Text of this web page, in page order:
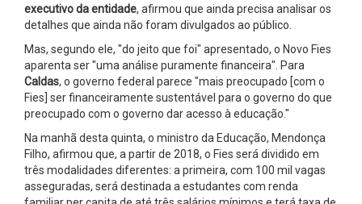
executivo da entidade, afirmou que ainda precisa analisar os
detalhes que ainda não foram divulgados ao público.
Mas, segundo ele, "do jeito que foi" apresentado, o Novo Fies
aparenta ser "uma análise puramente financeira". Para
Caldas, o governo federal parece "mais preocupado [com o
Fies] ser financeiramente sustentável para o governo do que
preocupado com o governo dar acesso à educação."
Na manhã desta quinta, o ministro da Educação, Mendonça
Filho, afirmou que, a partir de 2018, o Fies será dividido em
três modalidades diferentes: a primeira, com 100 mil vagas
asseguradas, será destinada a estudantes com renda